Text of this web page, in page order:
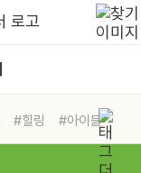
#힐링
#아이들